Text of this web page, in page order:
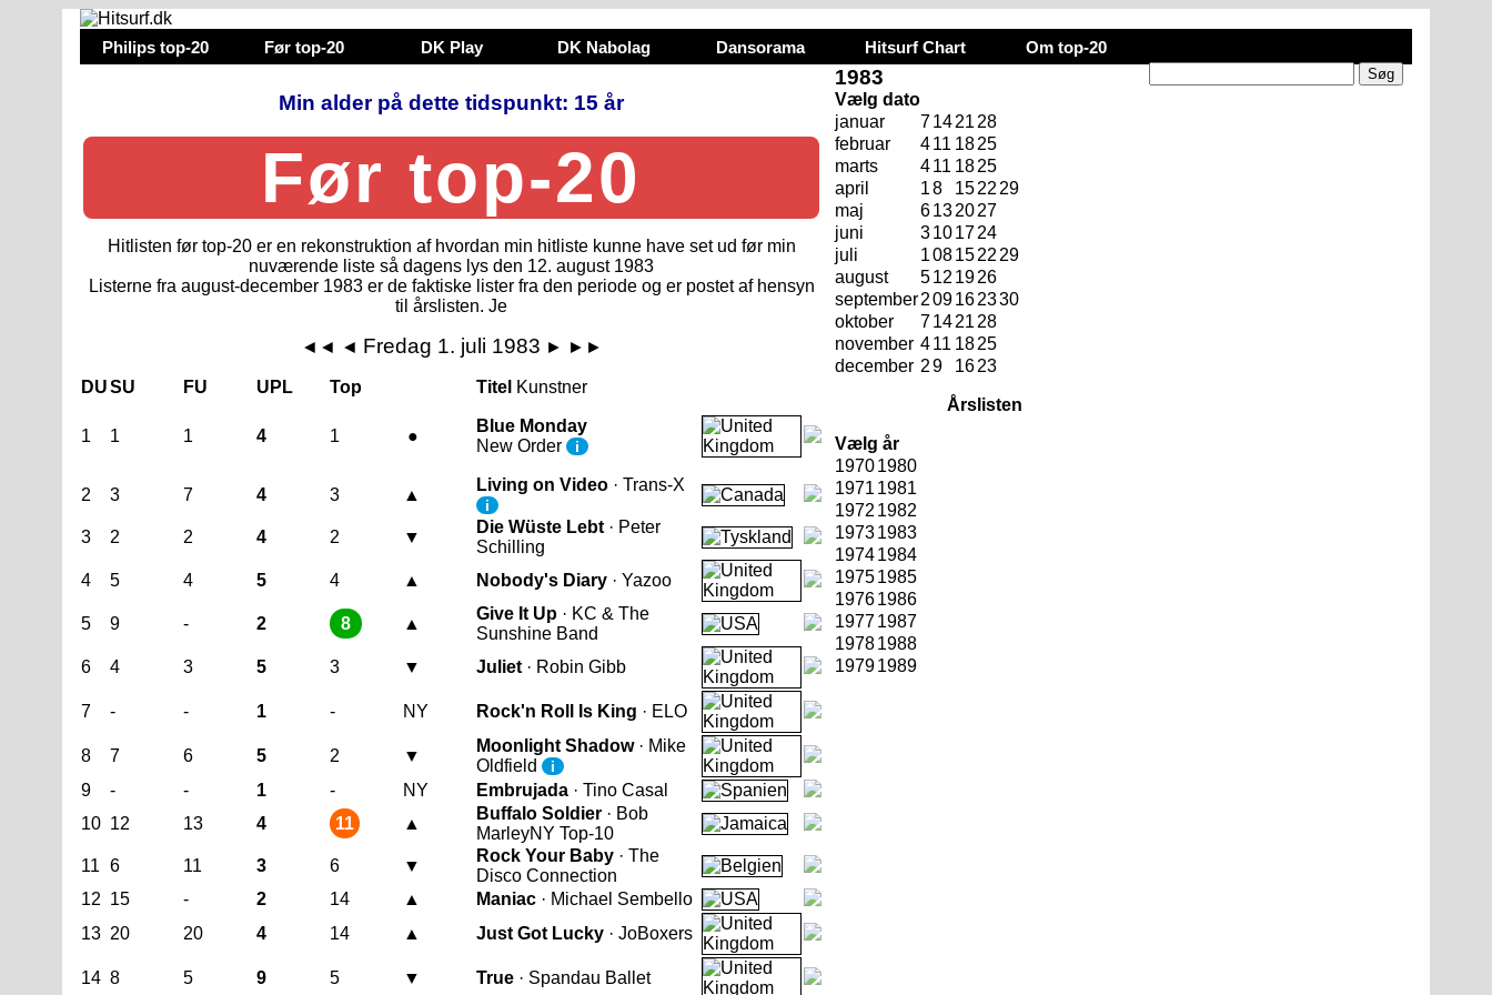
Philips top-20 Før top-20 DK Play DK Nabolag Dansorama Hitsurf Chart Om top-20
Min alder på dette tidspunkt: 15 år
Før top-20
Hitlisten før top-20 er en rekonstruktion af hvordan min hitliste kunne have set ud før min
nuværende liste så dagens lys den 12. august 1983
Listerne fra august-december 1983 er de faktiske lister fra den periode og er postet af hensyn
til årslisten. Je
◄◄ ◄ Fredag 1. juli 1983 ► ►►
DUSU FU UPL Top Titel Kunstner
1 1 1 4 1 ●
Blue Monday
New Order
i
2 3 7 4 3 ▲
Living on Video · Trans-X
i
3 2 2 4 2 ▼
Die Wüste Lebt · Peter
Schilling
4
5 4 5 4 ▲ Nobody's Diary · Yazoo
5 9 - 2 8 ▲
Give It Up · KC & The
Sunshine Band
6
4 3 5 3 ▼ Juliet · Robin Gibb
7 - - 1 - NY Rock'n Roll Is King · ELO
8 7 6 5 2 ▼
Moonlight Shadow· Mike
Oldfield
i
9 - - 1 - NY Embrujada · Tino Casal
10 12 13 4 11 ▲
Buffalo Soldier · Bob
MarleyNY Top-10
11 6 11 3 6 ▼
Rock Your Baby · The
Disco Connection
12 15 - 2 14 ▲ Maniac · Michael Sembello
13 20 20 4 14 ▲ Just Got Lucky · JoBoxers
14 8 5 9 5 ▼ True · Spandau Ballet
1983
Vælg dato
januar
71421 28
februar
411 1825
marts
411 1825
april
18 1522 29
maj
6132027
juni
3101724
juli
1081522 29
august
512 1926
september209162330
oktober
71421 28
november 411 1825
december 29 1623
Årslisten
Vælg år
19701980
1971 1981
1972 1982
19731983
19741984
19751985
19761986
19771987
19781988
19791989